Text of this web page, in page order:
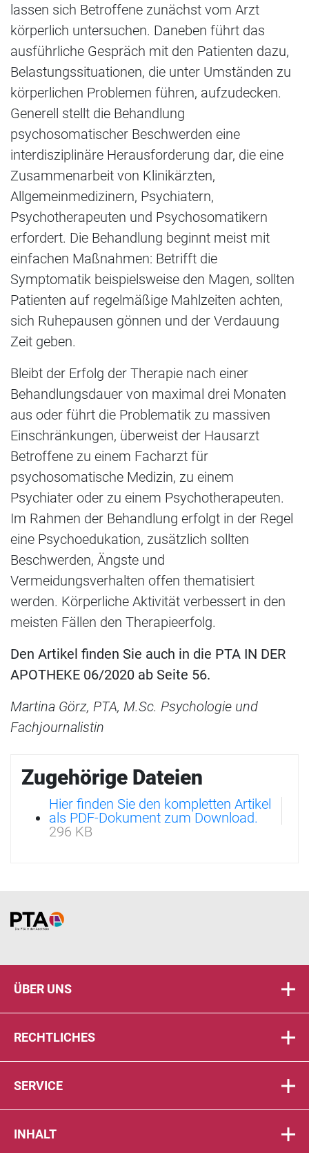
lassen sich Betroffene zunächst vom Arzt
körperlich untersuchen. Daneben führt das
ausführliche Gespräch mit den Patienten dazu,
Belastungssituationen, die unter Umständen zu
körperlichen Problemen führen, aufzudecken.
Generell stellt die Behandlung
psychosomatischer Beschwerden eine
interdisziplinäre Herausforderung dar, die eine
Zusammenarbeit von Klinikärzten,
Allgemeinmedizinern, Psychiatern,
Psychotherapeuten und Psychosomatikern
erfordert. Die Behandlung beginnt meist mit
einfachen Maßnahmen: Betrifft die
Symptomatik beispielsweise den Magen, sollten
Patienten auf regelmäßige Mahlzeiten achten,
sich Ruhepausen gönnen und der Verdauung
Zeit geben.
Bleibt der Erfolg der Therapie nach einer
Behandlungsdauer von maximal drei Monaten
aus oder führt die Problematik zu massiven
Einschränkungen, überweist der Hausarzt
Betroffene zu einem Facharzt für
psychosomatische Medizin, zu einem
Psychiater oder zu einem Psychotherapeuten.
Im Rahmen der Behandlung erfolgt in der Regel
eine Psychoedukation, zusätzlich sollten
Beschwerden, Ängste und
Vermeidungsverhalten offen thematisiert
werden. Körperliche Aktivität verbessert in den
meisten Fällen den Therapieerfolg.
Den Artikel finden Sie auch in die PTA IN DER
APOTHEKE 06/2020 ab Seite 56.
Martina Görz, PTA, M.Sc. Psychologie und
Fachjournalistin
Zugehörige Dateien
Hier finden Sie den kompletten Artikel
als PDF-Dokument zum Download.
296 KB
Home
ÜBER UNS
RECHTLICHES
SERVICE
INHALT